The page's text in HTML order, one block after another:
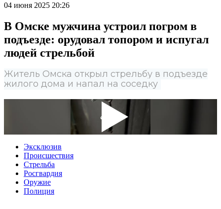
04 июня 2025 20:26
В Омске мужчина устроил погром в
подъезде: орудовал топором и испугал
людей стрельбой
Житель Омска открыл стрельбу в подъезде
жилого дома и напал на соседку
Эксклюзив
Происшествия
Стрельба
Росгвардия
Оружие
Полиция